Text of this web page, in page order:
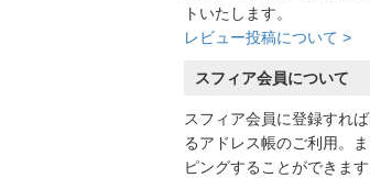
トいたします。
レビュー投稿について >
スフィア会員について
スフィア会員に登録すれ
るアドレス帳のご利用。
ピングすることができます